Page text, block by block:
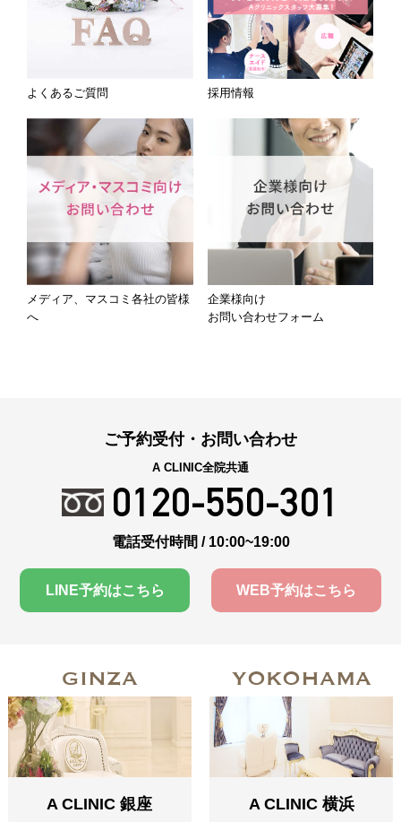
よくあるご質問 採用情報
メディア、マスコミ各社の皆様
へ
企業様向け
お問い合わせフォーム
ご予約受付・お問い合わせ
A CLINIC全院共通
0120-550-301
電話受付時間 / 10:00~19:00
LINE予約はこちら WEB予約はこちら
GINZA
A CLINIC 銀座
YOKOHAMA
A CLINIC 横浜